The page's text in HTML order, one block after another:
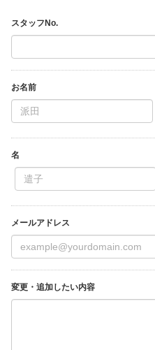
スタッフNo.
お名前
名
メールアドレス
変更・追加したい内容